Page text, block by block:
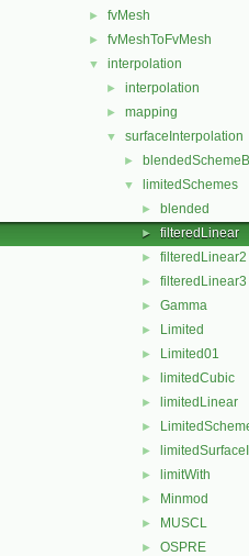
► fvMesh
► fvMeshToFvMesh
▼ interpolation
► interpolation
► mapping
▼ surfaceInterpolation
►
▼ limitedSchemes
► blended
► filteredLinear
► filteredLinear2
► filteredLinear3
► Gamma
► Limited
► Limited01
► limitedCubic
► limitedLinear
►
►
► limitWith
► Minmod
► MUSCL
► OSPRE